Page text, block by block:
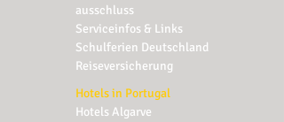
ausschluss
Serviceinfos & Links
Schulferien Deutschland
Reiseversicherung
Hotels in Portugal
Hotels Algarve